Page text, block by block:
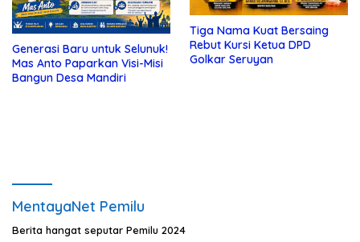
Generasi Baru untuk Selunuk!
Mas Anto Paparkan Visi-Misi
Bangun Desa Mandiri
Tiga Nama Kuat Bersaing
Rebut Kursi Ketua DPD
Golkar Seruyan
MentayaNet Pemilu
Berita hangat seputar Pemilu 2024